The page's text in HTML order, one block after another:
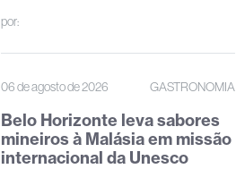
por:
06 de agosto de 2026 GASTRONOMIA
Belo Horizonte leva sabores
mineiros à Malásia em missão
internacional da Unesco